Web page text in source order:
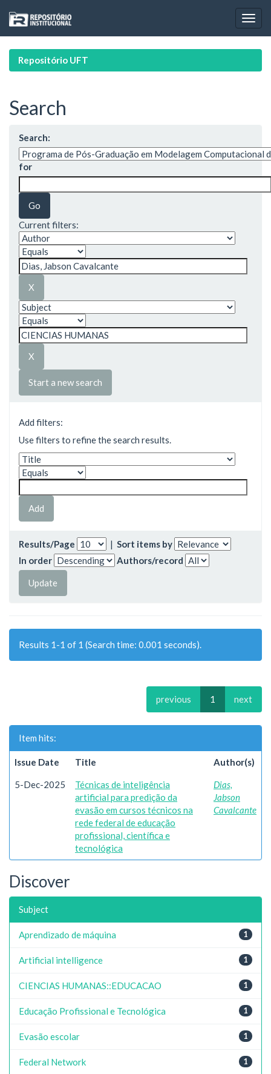
navigation
Repositório UFT
Search
Search:
for
Current filters:
Start a new search
Add filters:
Use filters to refine the search results.
Results/Page | Sort items by
In order
Authors/record
Results 1-1 of 1 (Search time: 0.001 seconds).
previous 1 next
Item hits:
Issue Date Title Author(s)
5-Dec-2025
Técnicas de inteligência
artificial para predição da
evasão em cursos técnicos na
rede federal de educação
profissional, científica e
tecnológica
Dias,
Jabson
Cavalcante
Discover
Subject
1
Aprendizado de máquina
1
Artificial intelligence
1
CIENCIAS HUMANAS::EDUCACAO
1
Educação Profissional e Tecnológica
1
Evasão escolar
1
Federal Network